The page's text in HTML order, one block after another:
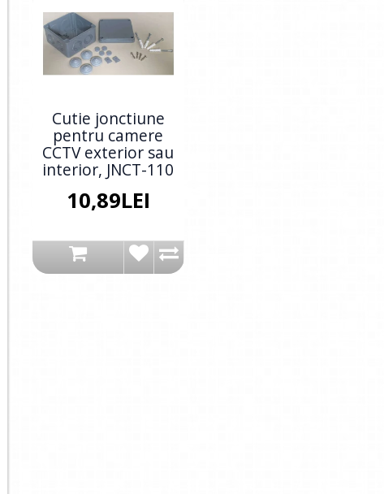
Cutie jonctiune
pentru camere
CCTV exterior sau
interior, JNCT-110
10,89LEI